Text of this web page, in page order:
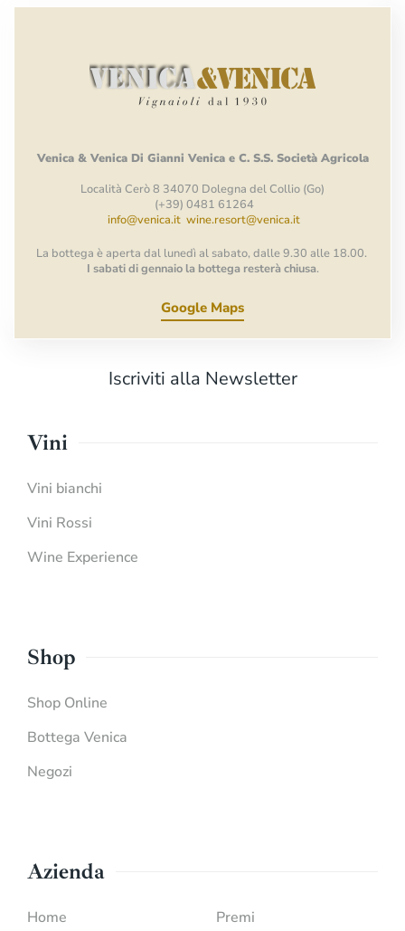
Venica & Venica Di Gianni Venica e C. S.S. Società Agricola
Località Cerò 8 34070 Dolegna del Collio (Go)
(+39) 0481 61264
info@venica.it wine.resort@venica.it
La bottega è aperta dal lunedì al sabato, dalle 9.30 alle 18.00.
I sabati di gennaio la bottega resterà chiusa.
Google Maps
Iscriviti alla Newsletter
Vini
Vini bianchi
Vini Rossi
Wine Experience
Shop
Shop Online
Bottega Venica
Negozi
Azienda
Home
Premi